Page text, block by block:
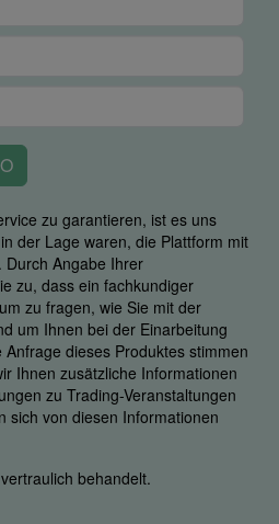
zu garantieren, ist es uns
der Lage waren, die Plattform mit
Durch Angabe Ihrer
zu, dass ein fachkundiger
zu fragen, wie Sie mit der
um Ihnen bei der Einarbeitung
dieses Produktes stimmen
Ihnen zusätzliche Informationen
zu Trading-Veranstaltungen
sich von diesen Informationen
behandelt.